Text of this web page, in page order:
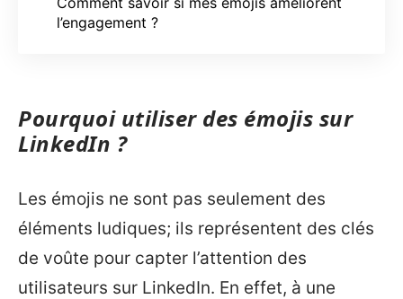
l’engagement ?
Pourquoi utiliser des émojis sur
LinkedIn ?
Les émojis ne sont pas seulement des
éléments ludiques; ils représentent des clés
de voûte pour capter l’attention des
utilisateurs sur LinkedIn. En effet, à une